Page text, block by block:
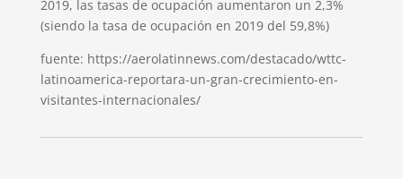
2019, las tasas de ocupación aumentaron un 2,3%
(siendo la tasa de ocupación en 2019 del 59,8%)
fuente: https://aerolatinnews.com/destacado/wttc-
latinoamerica-reportara-un-gran-crecimiento-en-
visitantes-internacionales/